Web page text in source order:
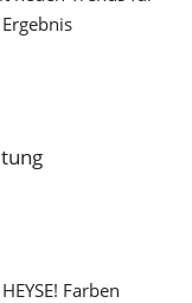
Farben